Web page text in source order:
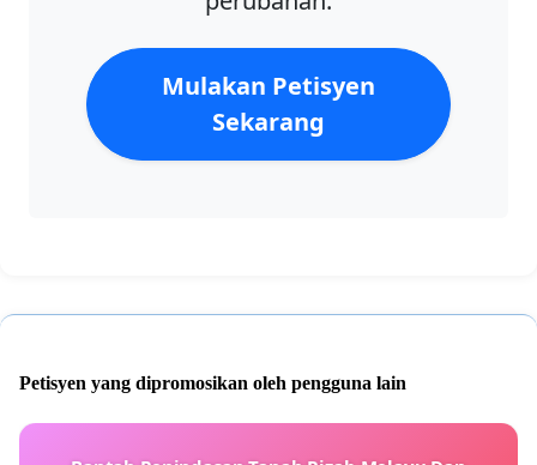
Mulakan Petisyen
Sekarang
Petisyen yang dipromosikan oleh pengguna lain